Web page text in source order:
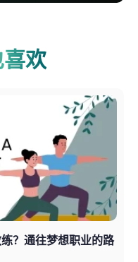
欢
？通往梦想职业的路